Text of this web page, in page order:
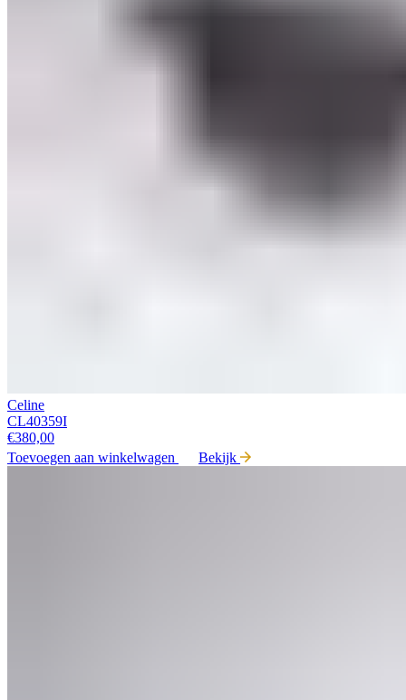
Celine
CL40359I
€380,00
Toevoegen aan winkelwagen
Bekijk